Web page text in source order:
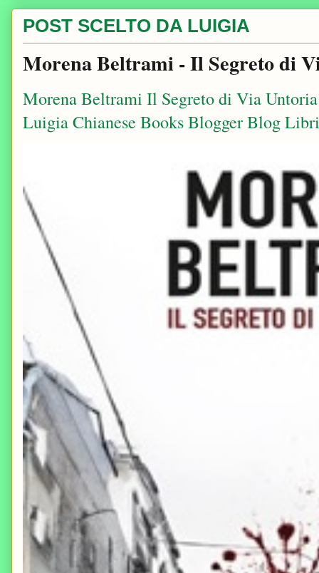
POST SCELTO DA LUIGIA
Morena Beltrami - Il Segreto di
Morena Beltrami Il Segreto di Via
Luigia Chianese Books Blogger Blog